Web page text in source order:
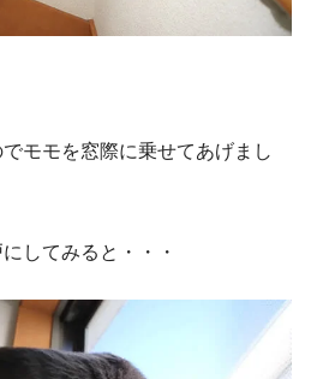
モモを窓際に乗せてあげまし
してみると・・・